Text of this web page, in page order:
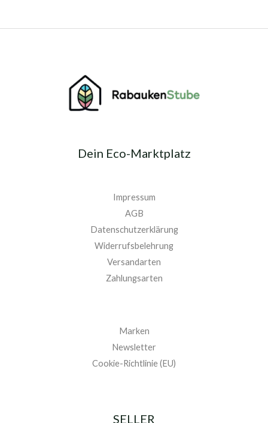
Dein Eco-Marktplatz
Impressum
AGB
Datenschutzerklärung
Widerrufsbelehrung
Versandarten
Zahlungsarten
Marken
Newsletter
Cookie-Richtlinie (EU)
SELLER